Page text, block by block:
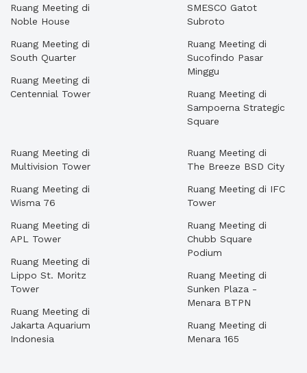
Ruang Meeting di
Noble House
Ruang Meeting di
South Quarter
Ruang Meeting di
Centennial Tower
SMESCO Gatot
Subroto
Ruang Meeting di
Sucofindo Pasar
Minggu
Ruang Meeting di
Sampoerna Strategic
Square
Ruang Meeting di
Multivision Tower
Ruang Meeting di
Wisma 76
Ruang Meeting di
APL Tower
Ruang Meeting di
Lippo St. Moritz
Tower
Ruang Meeting di
Jakarta Aquarium
Indonesia
Ruang Meeting di
The Breeze BSD City
Ruang Meeting di IFC
Tower
Ruang Meeting di
Chubb Square
Podium
Ruang Meeting di
Sunken Plaza -
Menara BTPN
Ruang Meeting di
Menara 165